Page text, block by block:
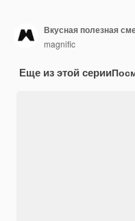
Вкусная полезная
magnific
Еще из этой серии